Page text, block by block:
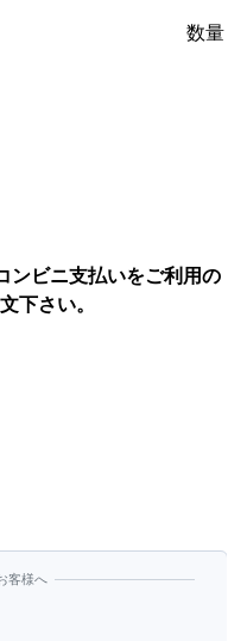
数量
ンビニ支払いをご利用の
下さい。
客様へ